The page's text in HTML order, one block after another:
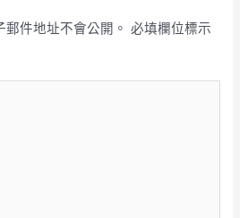
件地址不會公開。 必填欄位標示